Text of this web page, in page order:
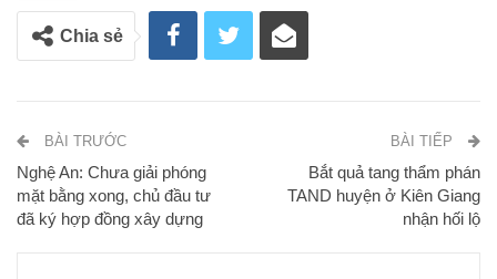
Chia sẻ
BÀI TRƯỚC
Nghệ An: Chưa giải phóng
mặt bằng xong, chủ đầu tư
đã ký hợp đồng xây dựng
BÀI TIẾP
Bắt quả tang thẩm phán
TAND huyện ở Kiên Giang
nhận hối lộ